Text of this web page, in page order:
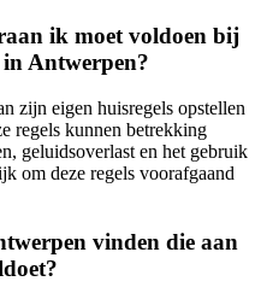
ik moet voldoen bij
Antwerpen?
zijn eigen huisregels opstellen
regels kunnen betrekking
geluidsoverlast en het gebruik
om deze regels voorafgaand
vinden die aan